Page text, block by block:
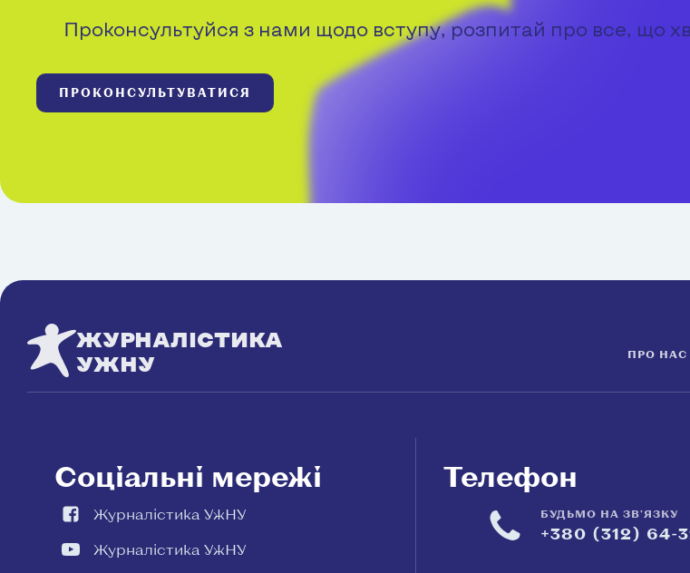
Проконсультуйся з нами щодо вступу, розпитай про все, що
ПРОКОНСУЛЬТУВАТИСЯ
ЖУРНАЛІСТИКА
УЖНУ
ПРО НАС
Соціальні мережі
Журналістика УжНУ
Журналістика УжНУ
Телефон
БУДЬМО НА ЗВ'ЯЗКУ
+380 (312) 64-